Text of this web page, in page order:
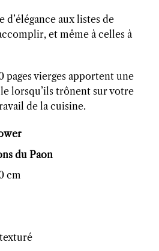
aux listes de
et même à celles à
pages vierges apportent une
lorsqu’ils trônent sur votre
de la cuisine.
du Paon
cm